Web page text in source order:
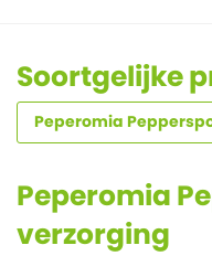
Soortgelijke
Peperomia
Peperomia
verzorging